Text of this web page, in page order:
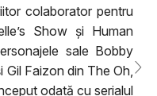
colaborator pentru
Show și Human
sale Bobby
Faizon din The Oh,
odată cu serialul